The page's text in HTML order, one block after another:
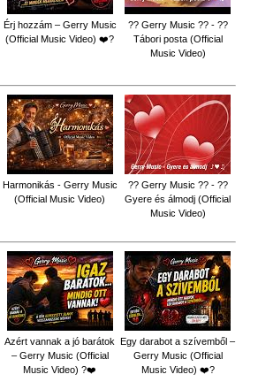
Érj hozzám – Gerry Music
(Official Music Video) ❤️?
?? Gerry Music ?? - ??
Tábori posta (Official
Music Video)
Harmonikás - Gerry Music
(Official Music Video)
?? Gerry Music ?? - ??
Gyere és álmodj (Official
Music Video)
Azért vannak a jó barátok
– Gerry Music (Official
Music Video) ?❤️
Egy darabot a szívemből –
Gerry Music (Official
Music Video) ❤️?